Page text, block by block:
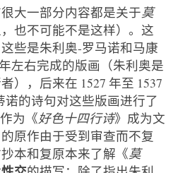
大一部分内容都是关于莫
也不可能不是这样）。这
些是朱利奥-罗马诺和马康
左右完成的版画（朱利奥是
），后来在 1527 年至 1537
的诗句对这些版画进行了
为《好色十四行诗》成为文
原作由于受到审查而不复
本和复原本来了解《莫